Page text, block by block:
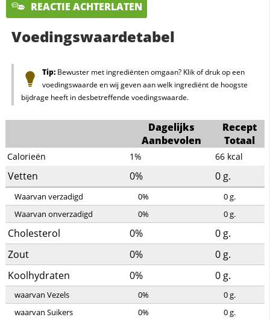
REACTIE ACHTERLATEN
Voedingswaardetabel
Tip:Bewuster met ingrediënten omgaan? Klik of druk op een
voedingswaarde en wij geven aan welk ingrediënt de hoogste
bijdrage heeft in desbetreffende voedingswaarde.
Dagelijks
Aanbevolen
Recept
Totaal
Calorieën 1% 66 kcal
Vetten 0% 0g.
Waarvan verzadigd 0% 0g.
Waarvan onverzadigd
0% 0g.
Cholesterol 0% 0g.
Zout
0% 0g.
Koolhydraten
0% 0g.
waarvan Vezels 0% 0g.
waarvan Suikers
0% 0g.